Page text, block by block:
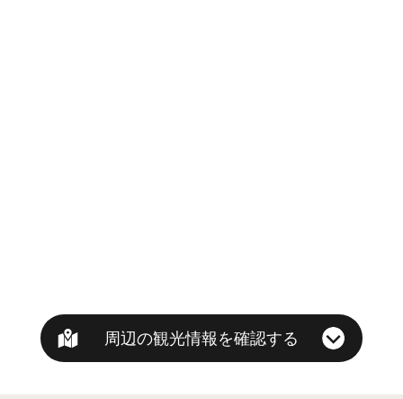
周辺の観光情報を確認する